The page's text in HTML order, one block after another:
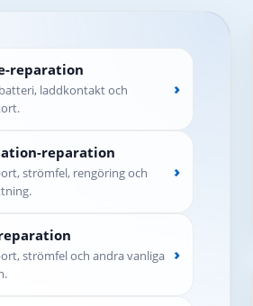
reparation
laddkontakt och
›
reparation
strömfel, rengöring och
›
strömfel och andra vanliga
›